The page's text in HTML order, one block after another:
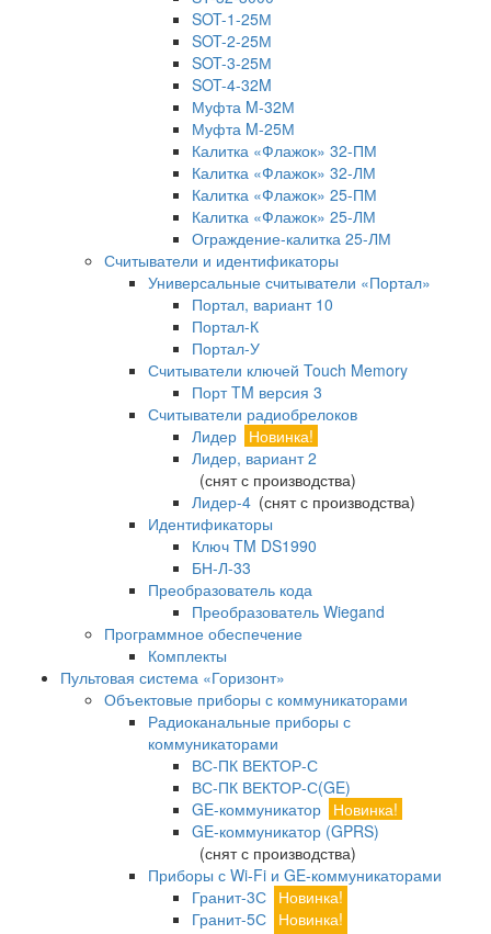
SOT-1-25М
SOT-2-25М
SOT-3-25М
SOT-4-32M
Муфта M-32М
Муфта M-25М
Калитка «Флажок» 32-ПМ
Калитка «Флажок» 32-ЛМ
Калитка «Флажок» 25-ПМ
Калитка «Флажок» 25-ЛМ
Ограждение-калитка 25-ЛМ
Считыватели и идентификаторы
Универсальные считыватели «Портал»
Портал, вариант 10
Портал-К
Портал-У
Считыватели ключей Touch Memory
Порт TM версия 3
Считыватели радиобрелоков
Лидер Новинка!
Лидер, вариант 2
(снят с производства)
Лидер-4 (снят с производства)
Идентификаторы
Ключ TM DS1990
БН-Л-33
Преобразователь кода
Преобразователь Wiegand
Программное обеспечение
Комплекты
Пультовая система «Горизонт»
Объектовые приборы с коммуникаторами
Радиоканальные приборы с
коммуникаторами
ВС-ПК ВЕКТОР-С
ВС-ПК ВЕКТОР-С(GE)
GE-коммуникатор Новинка!
GE-коммуникатор (GPRS)
(снят с производства)
Приборы с Wi-Fi и GE-коммуникаторами
Гранит-3С Новинка!
Гранит-5С Новинка!